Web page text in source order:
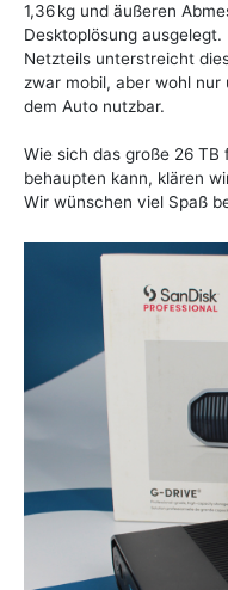
1,36 kg und äußeren
Desktoplösung
Netzteils unterstreicht
zwar mobil, aber wohl
dem Auto nutzbar.
Wie sich das große 26 TB
behaupten kann, klären
Wir wünschen viel Spaß